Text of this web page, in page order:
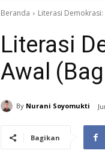
Beranda Literasi Demokrasi:
Literasi
Awal
By Nurani Soyomukti
Bagikan